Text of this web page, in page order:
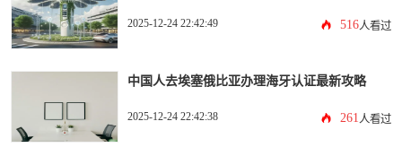
2025-12-24 22:42:49 516人看过
中国人去埃塞俄比亚办理海牙认证最新攻略
2025-12-24 22:42:38 261 人看过